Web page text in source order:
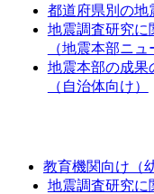
都道府県別の地
地震調査研究に
（地震本部ニュ
地震本部の成果
（自治体向け）
教育機関向け（
地震調査研究に